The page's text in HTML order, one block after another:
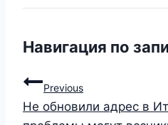
Навигация по
Previous
Не обновили адрес в